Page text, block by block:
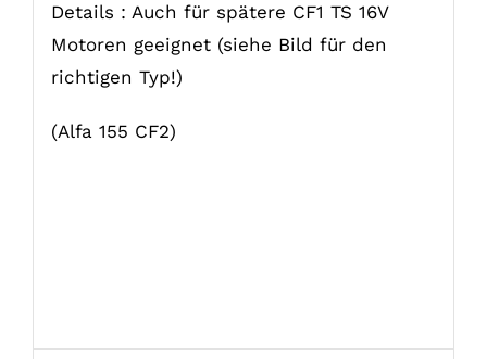
Details : Auch für spätere CF1 TS 16V
Motoren geeignet (siehe Bild für den
richtigen Typ!)
(Alfa 155 CF2)